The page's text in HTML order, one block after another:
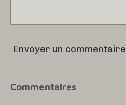
Envoyer un commentaire
Commentaires